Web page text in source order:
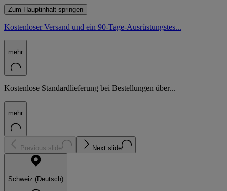
Zum Hauptinhalt springen
Kostenloser Versand und ein 90-Tage-Ausrüstungstes...
mehr
Kostenlose Standardlieferung bei Bestellungen über...
mehr
Previous slide Next slide
Schweiz (Deutsch)